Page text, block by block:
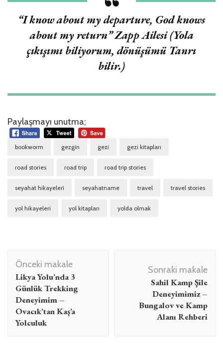
“I know about my departure, God knows
about my return”Zapp Ailesi (Yola
çıkışımı biliyorum, dönüşümü Tanrı
bilir.)
Paylaşmayı unutma;
bookworm gezgin gezi gezi kitapları
road stories road trip road trip stories
seyahat hikayeleri seyahatname travel travel stories
yol hikayeleri yol kitapları yolda olmak
Yazı
dolaşımı
Önceki makale
Likya Yolu’nda 3
Günlük Trekking
Deneyimim –
Ovacık’tan Kaş’a
Yolculuk
Sonraki makale
Sahil Kamp Şile
Deneyimimiz –
Bungalov ve Kamp
Alanı Rehberi